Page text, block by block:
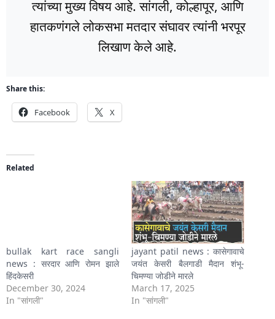
त्यांच्या मुख्य विषय आहे. सांगली, कोल्हापूर, आणि
हातकणंगले लोकसभा मतदार संघावर त्यांनी भरपूर
लिखाण केले आहे.
Share this:
Facebook X
Related
bullak kart race sangli
news : सरदार आणि रोमन झाले
हिंदकेसरी
December 30, 2024
In "सांगली"
jayant patil news : कासेगावाचे
जयंत केसरी बैलगाडी मैदान शंभू-
चिमण्या जोडीने मारले
March 17, 2025
In "सांगली"